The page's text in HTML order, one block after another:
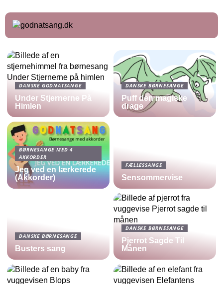
DANSKE GODNATSANGE
Under Stjernerne På
Himlen
DANSKE BØRNESANGE
Puff den magiske
drage
BØRNESANGE MED 4
AKKORDER
Jeg ved en lærkerede
(Akkorder)
FÆLLESSANGE
Sensommervise
DANSKE BØRNESANGE
Busters sang
DANSKE BØRNESANGE
Pjerrot Sagde Til
Månen